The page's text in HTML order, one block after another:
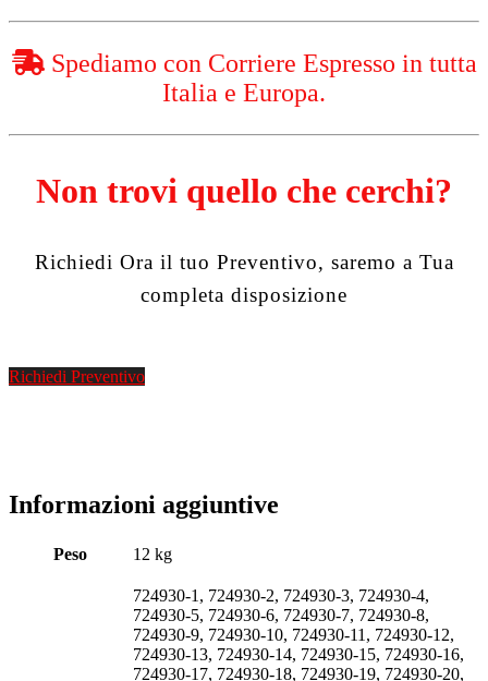
Spediamo con Corriere Espresso in tutta
Italia e Europa.
Non trovi quello che cerchi?
Richiedi Ora il tuo Preventivo, saremo a Tua
completa disposizione
Richiedi Preventivo
Informazioni aggiuntive
Peso 12 kg
724930-1, 724930-2, 724930-3, 724930-4,
724930-5, 724930-6, 724930-7, 724930-8,
724930-9, 724930-10, 724930-11, 724930-12,
724930-13, 724930-14, 724930-15, 724930-16,
724930-17, 724930-18, 724930-19, 724930-20,